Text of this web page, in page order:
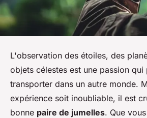
L'observation des étoiles, des
objets célestes est une passion qui
transporter dans un autre monde.
expérience soit inoubliable, il est
bonne paire de jumelles. Que